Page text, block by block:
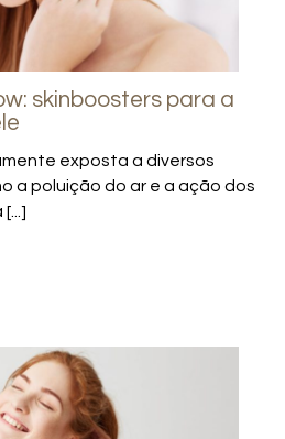
skinboosters para a
exposta a diversos
a poluição do ar e a ação dos